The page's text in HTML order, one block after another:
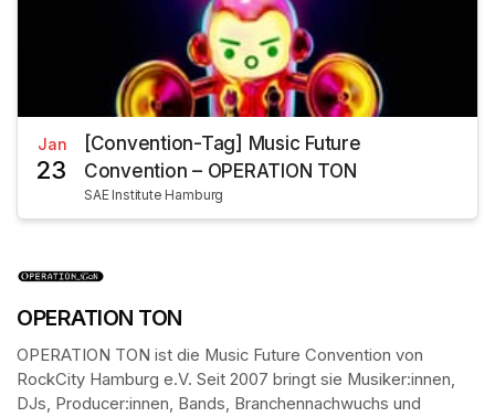
Jan
23
[Convention-Tag] Music Future
Convention – OPERATION TON
SAE Institute Hamburg
OPERATION TON
OPERATION TON ist die Music Future Convention von
RockCity Hamburg e.V. Seit 2007 bringt sie Musiker:innen,
DJs, Producer:innen, Bands, Branchennachwuchs und